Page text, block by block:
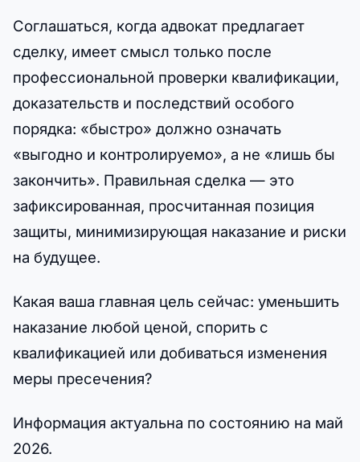
Соглашаться, когда адвокат предлагает
сделку, имеет смысл только после
профессиональной проверки квалификации,
доказательств и последствий особого
порядка: «быстро» должно означать
«выгодно и контролируемо», а не «лишь бы
закончить». Правильная сделка — это
зафиксированная, просчитанная позиция
защиты, минимизирующая наказание и риски
на будущее.
Какая ваша главная цель сейчас: уменьшить
наказание любой ценой, спорить с
квалификацией или добиваться изменения
меры пресечения?
Информация актуальна по состоянию на май
2026.